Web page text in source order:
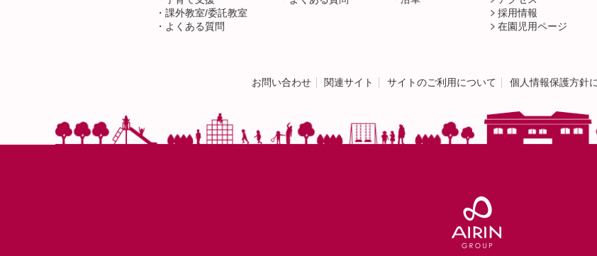
課外教室/委託教室
よくある質問
採用情報
在園児用ページ
お問い合わせ 関連サイト サイトのご利用について 個人情報保護方針